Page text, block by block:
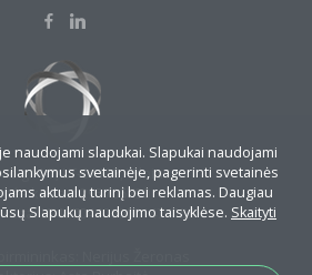
g. 4-7, LT-01108, Vilnius
kodas: 295706790
LT467044060001474155
naudojami slapukai. Slapukai naudojami
svetainėje, pagerinti svetainės
aktualų turinį bei reklamas. Daugiau
Slapukų naudojimo taisyklėse. Skaityti